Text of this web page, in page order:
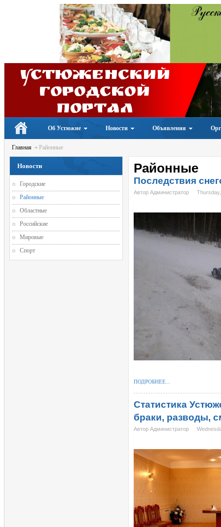
Устюженский
Городской
портал
Об Устюжне Новости Объявления
Главная Районные
Районные
Последствия
Автор Администратор
ПОДРОБНЕЕ...
Статистика
браки, разводы,
Автор Администратор
Новости
Городские
Районные
Областные
Российские
Мировые
Спорт